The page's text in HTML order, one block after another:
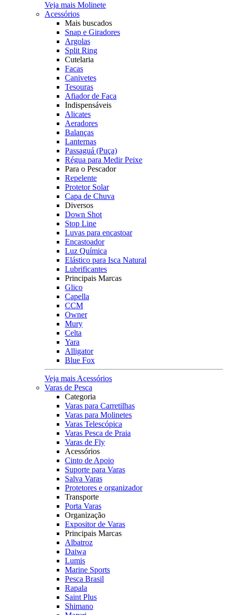
Veja mais Molinete
Acessórios
Mais buscados
Snap e Giradores
Argolas
Split Ring
Cutelaria
Facas
Canivetes
Tesouras
Afiador de Faca
Indispensáveis
Alicates
Aeradores
Balanças
Lanternas
Passaguá (Puça)
Régua para Medir Peixe
Para o Pescador
Repelente
Protetor Solar
Capa de Chuva
Diversos
Down Shot
Stop Line
Luvas para encastoar
Encastoador
Luz Química
Elástico para Isca Natural
Lubrificantes
Principais Marcas
Glico
Capella
CCM
Owner
Mury
Celta
Yara
Alligator
Blue Fox
Veja mais Acessórios
Varas de Pesca
Categoria
Varas para Carretilhas
Varas para Molinetes
Varas Telescópica
Varas Pesca de Praia
Varas de Fly
Acessórios
Cinto de Apoio
Suporte para Varas
Salva Varas
Protetores e organizador
Transporte
Porta Varas
Organização
Expositor de Varas
Principais Marcas
Albatroz
Daiwa
Lumis
Marine Sports
Pesca Brasil
Rapala
Saint Plus
Shimano